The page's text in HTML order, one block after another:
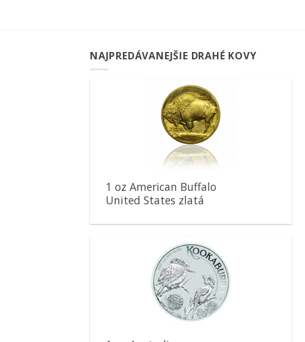
NAJPREDÁVANEJŠIE DRAHÉ KOVY
Pridať k
obľúbeným
1 oz American Buffalo
United States zlatá
Pridať k
obľúbeným